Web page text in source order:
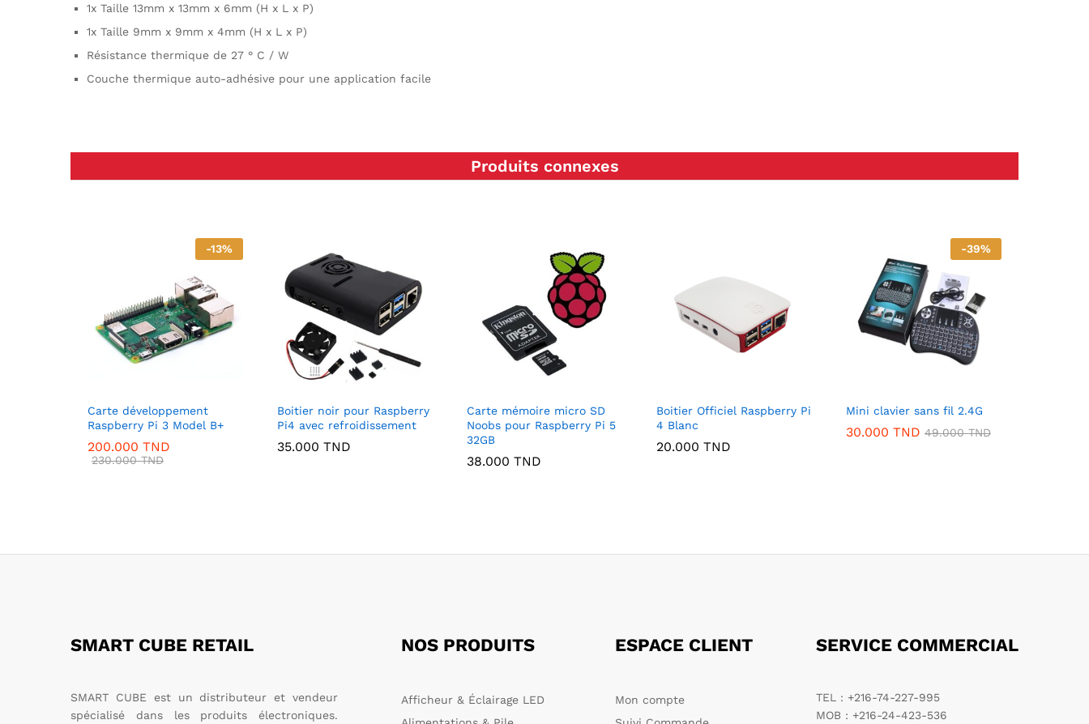
1x Taille 13mm x 13mm x 6mm (H x L x P)
1x Taille 9mm x 9mm x 4mm (H x L x P)
Résistance thermique de 27 ° C / W
Couche thermique auto-adhésive pour une application facile
Produits connexes
-13%
Carte développement
Raspberry Pi 3 Model B+
200.000 TND
230.000TND
Boitier noir pour Raspberry
Pi4 avec refroidissement
35.000 TND
Carte mémoire micro SD
Noobs pour Raspberry Pi 5
32GB
38.000 TND
Boitier Officiel Raspberry Pi
4 Blanc
20.000 TND
-39%
Mini clavier sans fil 2.4G
30.000 TND 49.000TND
SMART CUBE RETAIL
SMART CUBE est un distributeur et vendeur
spécialisé dans les produits électroniques.
NOS PRODUITS
Afficheur & Éclairage LED
ESPACE CLIENT
Mon compte
SERVICE COMMERCIAL
TEL : +216-74-227-995
MOB : +216-24-423-536